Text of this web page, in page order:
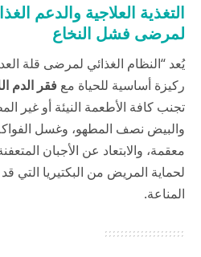
التغذية العلاجية والدعم
لمرضى فشل النخاع
ركيزة أساسية للحياة مع فقر الدم
تجنب كافة الأطعمة النيئة أو غير
والبيض نصف المطهو، وغسل
معقمة، والابتعاد عن الأجبان
لحماية المريض من البكتيريا
المناعة.